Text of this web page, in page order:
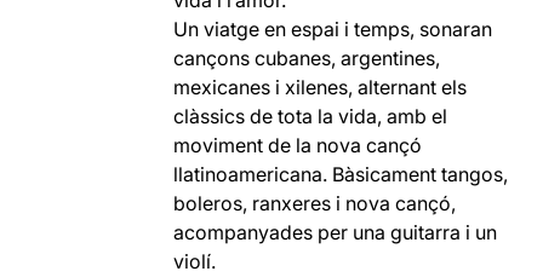
Un viatge en espai i temps, sonaran
cançons cubanes, argentines,
mexicanes i xilenes, alternant els
clàssics de tota la vida, amb el
moviment de la nova cançó
llatinoamericana. Bàsicament tangos,
boleros, ranxeres i nova cançó,
acompanyades per una guitarra i un
violí.